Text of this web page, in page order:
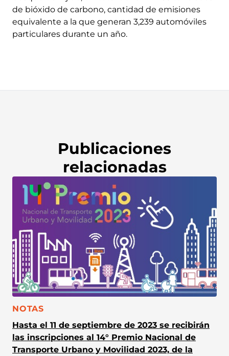
de bióxido de carbono, cantidad de emisiones
equivalente a la que generan 3,239 automóviles
particulares durante un año.
Publicaciones
relacionadas
CATEGORÍA:
NOTAS
Hasta el 11 de septiembre de 2023 se recibirán
las inscripciones al 14° Premio Nacional de
Transporte Urbano y Movilidad 2023, de la